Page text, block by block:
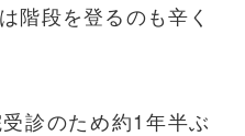
階段を登るのも辛く
診のため約1年半ぶ